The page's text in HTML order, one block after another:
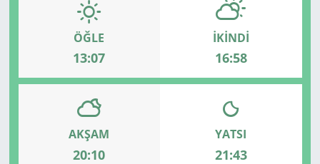
ÖĞLE
13:07
İKINDI
16:58
AKŞAM
20:10
YATSI
21:43